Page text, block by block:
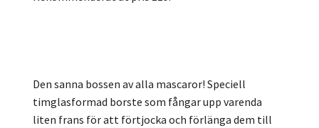
Den sanna bossen av alla mascaror! Speciell
timglasformad borste som fångar upp varenda
liten frans för att förtjocka och förlänga dem till